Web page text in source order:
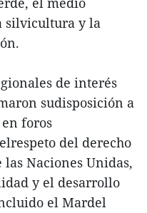
silvicultura y la
de interés
sudisposición a
foros
del derecho
Naciones Unidas,
y el desarrollo
el Mardel